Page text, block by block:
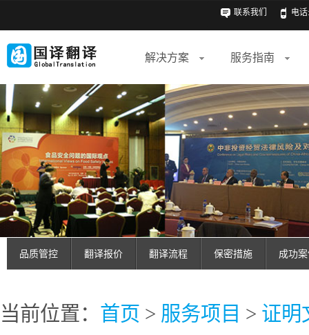
联系我们 电话
解决方案 服务指南
品质管控 翻译报价 翻译流程 保密措施 成功
当前位置： 首页 > 服务项目 > 证明